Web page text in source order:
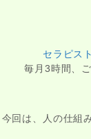
セラピス
毎月3時間、
今回は、人の仕組